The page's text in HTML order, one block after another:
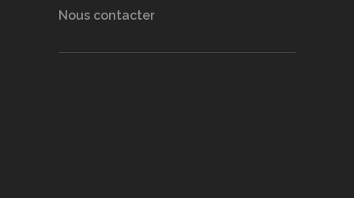
Nous contacter